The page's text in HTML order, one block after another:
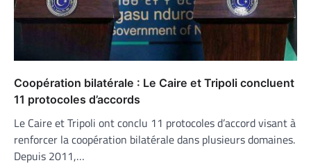
Coopération bilatérale : Le Caire et Tripoli concluent
11 protocoles d’accords
Le Caire et Tripoli ont conclu 11 protocoles d’accord visant à
renforcer la coopération bilatérale dans plusieurs domaines.
Depuis 2011,…